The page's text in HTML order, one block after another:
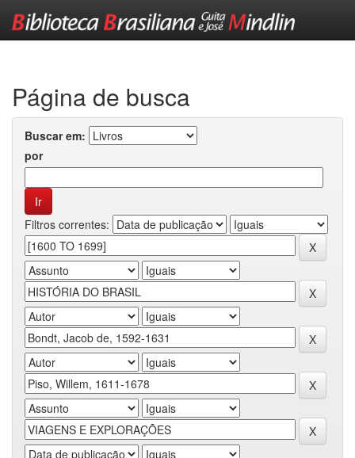
Página de busca
Buscar em:
por
Filtros correntes: